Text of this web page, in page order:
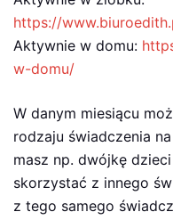
https://
Aktywnie w domu:
w-domu/
W danym miesiącu
rodzaju świadczenia
masz np. dwójkę
skorzystać z innego
z tego samego